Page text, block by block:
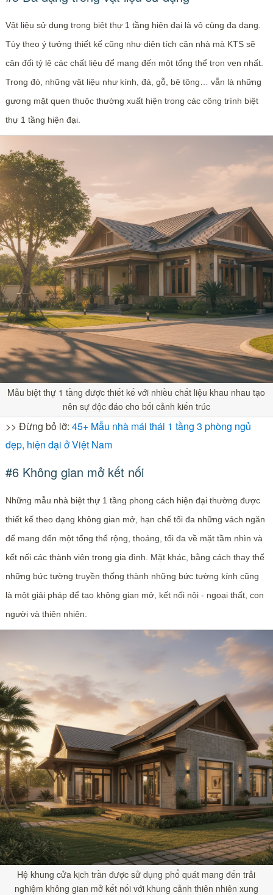
Vật liệu sử dụng trong biệt thự 1 tầng hiện đại là vô cùng đa dạng.
Tùy theo ý tưởng thiết kế cũng như diện tích căn nhà mà KTS sẽ
cân đối tỷ lệ các chất liệu để mang đến một tổng thể trọn vẹn nhất.
Trong đó, những vật liệu như kính, đá, gỗ, bê tông… vẫn là những
gương mặt quen thuộc thường xuất hiện trong các công trình biệt
thự 1 tầng hiện đại.
Mẫu biệt thự 1 tầng được thiết kế với nhiều chất liệu khau nhau tạo
nên sự độc đáo cho bối cảnh kiến trúc
>> Đừng bỏ lỡ: 45+ Mẫu nhà mái thái 1 tầng 3 phòng ngủ
đẹp, hiện đại ở Việt Nam
#6 Không gian mở kết nối
Những mẫu nhà biệt thự 1 tầng phong cách hiện đại thường được
thiết kế theo dạng không gian mở, hạn chế tối đa những vách ngăn
để mang đến một tổng thể rộng, thoáng, tối đa về mặt tầm nhìn và
kết nối các thành viên trong gia đình. Mặt khác, bằng cách thay thế
những bức tường truyền thống thành những bức tường kính cũng
là một giải pháp để tạo không gian mở, kết nối nội - ngoại thất, con
người và thiên nhiên.
Hệ khung cửa kịch trần được sử dụng phổ quát mang đến trải
nghiệm không gian mở kết nối với khung cảnh thiên nhiên xung